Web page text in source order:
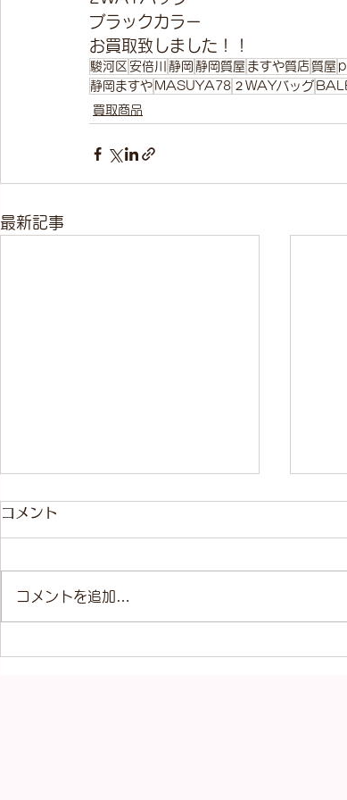
ブラックカラー
お買取致しました！！
駿河区 安倍川 静岡 静岡質屋 ますや質店 質屋
静岡ますや MASUYA78 ２WAYバッグ
買取商品
最新記事
LOUISVUITTONポケット
グ
取
コメント
コメントを追加…